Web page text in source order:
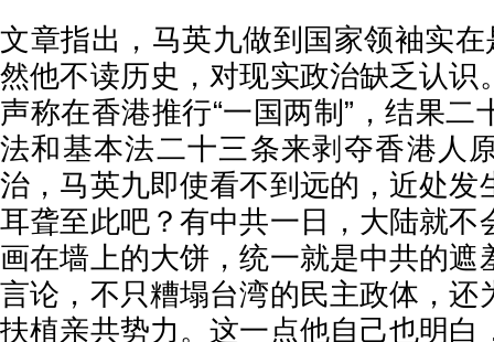
文章指出，马英九做到国家领袖实在
然他不读历史，对现实政治缺乏认识
声称在香港推行“一国两制”，结果二
法和基本法二十三条来剥夺香港人
治，马英九即使看不到远的，近处发
耳聋至此吧？有中共一日，大陆就不
画在墙上的大饼，统一就是中共的遮
言论，不只糟塌台湾的民主政体，还
扶植亲共势力。这一点他自己也明白